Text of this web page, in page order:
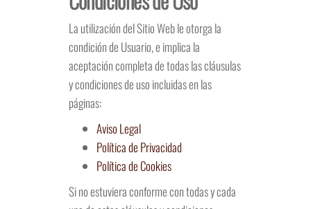
La utilización del Sitio Web le otorga la
condición de Usuario, e implica la
aceptación completa de todas las cláusulas
y condiciones de uso incluidas en las
páginas:
Aviso Legal
Política de Privacidad
Política de Cookies
Si no estuviera conforme con todas y cada